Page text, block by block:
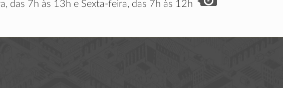
das 7h às 13h e Sexta-feira, das 7h às 12h